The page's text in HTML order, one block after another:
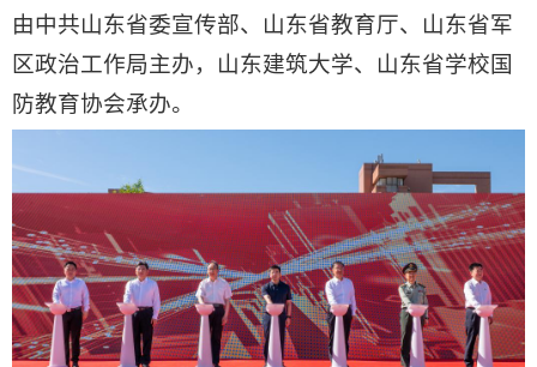
由中共山东省委宣传部、山东省教育厅、山东省军
区政治工作局主办，山东建筑大学、山东省学校国
防教育协会承办。